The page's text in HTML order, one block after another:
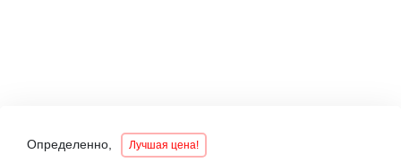
Определенно, Лучшая цена!